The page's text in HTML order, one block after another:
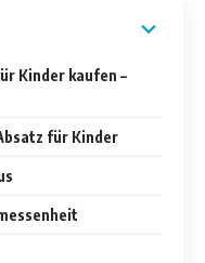
Kinder kaufen –
für Kinder